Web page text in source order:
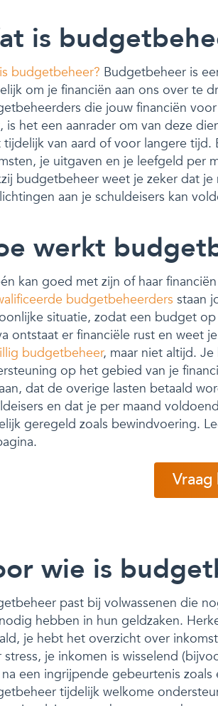
is
budgetbeheer? Budgetbeheer is
om je financiën aan ons over te
die jouw financiën
is het een aanrader om van deze
tijdelijk van aard of voor langere
je uitgaven en je leefgeld per
budgetbeheer weet je zeker dat
aan je schuldeisers kan
werkt
kan goed met zijn of haar
budgetbeheerders staan
situatie, zodat een budget
ontstaat er financiële rust en weet
budgetbeheer, maar niet altijd.
op het gebied van je
dat de overige lasten betaald
en dat je per maand
geregeld zoals bewindvoering.
Vraag
wie is
past bij volwassenen die
hebben in hun geldzaken.
je hebt het overzicht over
je inkomen is wisselend
een ingrijpende gebeurtenis
tijdelijk welkome